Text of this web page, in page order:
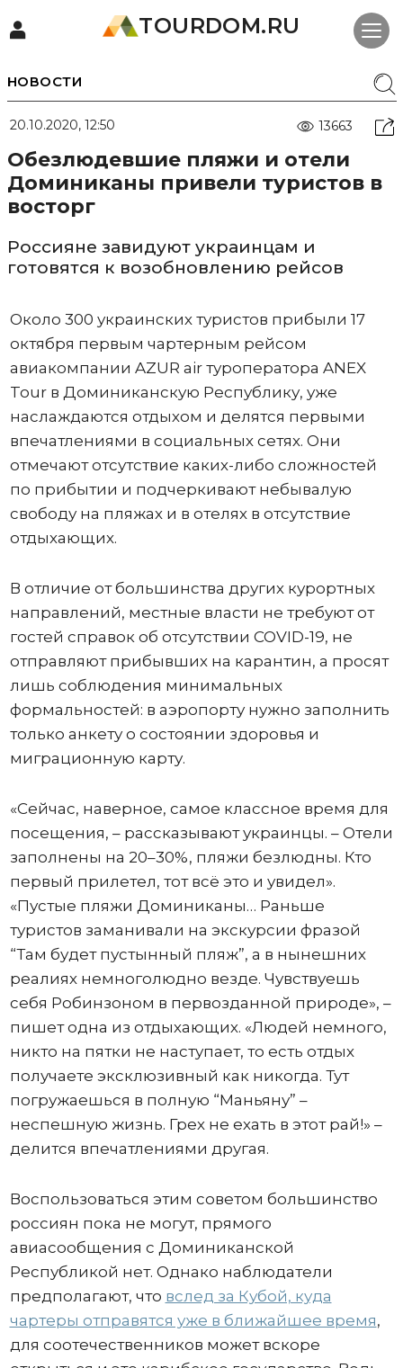
TOURDOM.RU
НОВОСТИ
20.10.2020, 12:50 13663
Обезлюдевшие пляжи и отели
Доминиканы привели туристов в
восторг
Россияне завидуют украинцам и
готовятся к возобновлению рейсов
Около 300 украинских туристов прибыли 17
октября первым чартерным рейсом
авиакомпании AZUR air туроператора ANEX
Tour в Доминиканскую Республику, уже
наслаждаются отдыхом и делятся первыми
впечатлениями в социальных сетях. Они
отмечают отсутствие каких-либо сложностей
по прибытии и подчеркивают небывалую
свободу на пляжах и в отелях в отсутствие
отдыхающих.
В отличие от большинства других курортных
направлений, местные власти не требуют от
гостей справок об отсутствии COVID-19, не
отправляют прибывших на карантин, а просят
лишь соблюдения минимальных
формальностей: в аэропорту нужно заполнить
только анкету о состоянии здоровья и
миграционную карту.
«Сейчас, наверное, самое классное время для
посещения, – рассказывают украинцы. – Отели
заполнены на 20–30%, пляжи безлюдны. Кто
первый прилетел, тот всё это и увидел».
«Пустые пляжи Доминиканы… Раньше
туристов заманивали на экскурсии фразой
“Там будет пустынный пляж”, а в нынешних
реалиях немноголюдно везде. Чувствуешь
себя Робинзоном в первозданной природе», –
пишет одна из отдыхающих. «Людей немного,
никто на пятки не наступает, то есть отдых
получаете эксклюзивный как никогда. Тут
погружаешься в полную “Маньяну” –
неспешную жизнь. Грех не ехать в этот рай!» –
делится впечатлениями другая.
Воспользоваться этим советом большинство
россиян пока не могут, прямого
авиасообщения с Доминиканской
Республикой нет. Однако наблюдатели
предполагают, что вслед за Кубой, куда
чартеры отправятся уже в ближайшее время,
для соотечественников может вскоре